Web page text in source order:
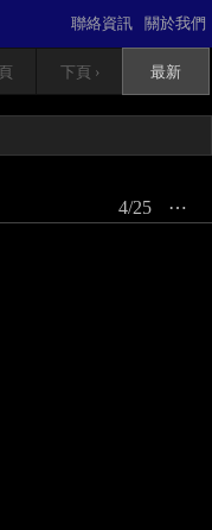
關於我們
聯絡資訊
下頁 › 最新
⋯
4/25